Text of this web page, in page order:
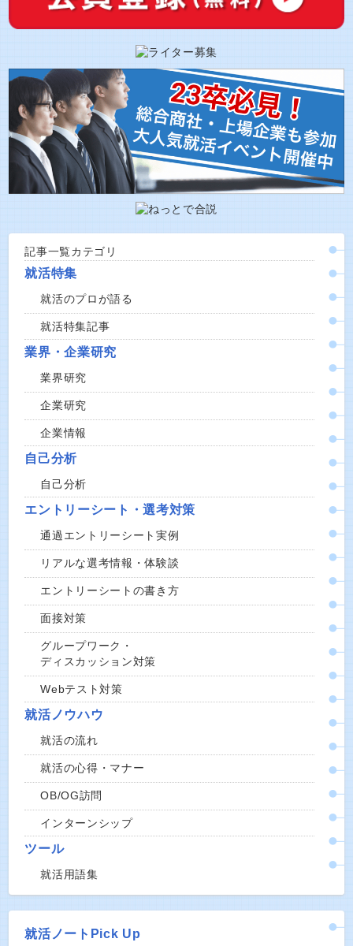
記事一覧カテゴリ
就活特集
就活のプロが語る
就活特集記事
業界・企業研究
業界研究
企業研究
企業情報
自己分析
自己分析
エントリーシート・選考対策
通過エントリーシート実例
リアルな選考情報・体験談
エントリーシートの書き方
面接対策
グループワーク・
ディスカッション対策
Webテスト対策
就活ノウハウ
就活の流れ
就活の心得・マナー
OB/OG訪問
インターンシップ
ツール
就活用語集
就活ノートPick Up